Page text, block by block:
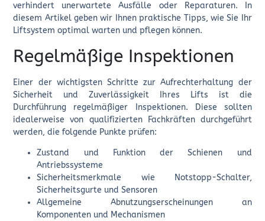
verhindert unerwartete Ausfälle oder Reparaturen. In
diesem Artikel geben wir Ihnen praktische Tipps, wie Sie Ihr
Liftsystem optimal warten und pflegen können.
Regelmäßige Inspektionen
Einer der wichtigsten Schritte zur Aufrechterhaltung der
Sicherheit und Zuverlässigkeit Ihres Lifts ist die
Durchführung regelmäßiger Inspektionen. Diese sollten
idealerweise von qualifizierten Fachkräften durchgeführt
werden, die folgende Punkte prüfen:
Zustand und Funktion der Schienen und
Antriebssysteme
Sicherheitsmerkmale wie Notstopp-Schalter,
Sicherheitsgurte und Sensoren
Allgemeine Abnutzungserscheinungen an
Komponenten und Mechanismen